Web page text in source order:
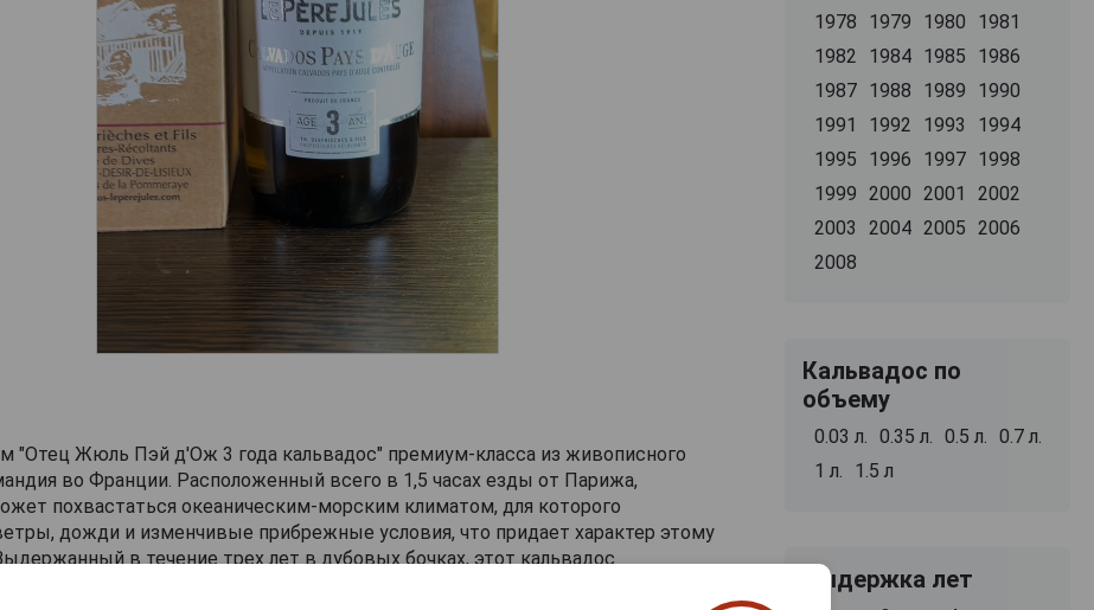
"Отец Жюль Пэй д'Ож 3 года кальвадос" премиум-класса из живописного
во Франции. Расположенный всего в 1,5 часах езды от Парижа,
похвастаться океаническим-морским климатом, для которого
дожди и изменчивые прибрежные условия, что придает характер этому
в течение трех лет в дубовых бочках, этот кальвадос
1978
1979 1980
1981
1982
1984 1985
1986
1987 1988 1989
1990
1991
1992 1993
1994
1995
1996 1997 1998
1999
2000 2001
2002
2003
2004 2005
2006
2008
Кальвадос по
объему
0.03 л. 0.35 л. 0.5 л.
0.7 л.
1 л.
1.5 л
Выдержка лет